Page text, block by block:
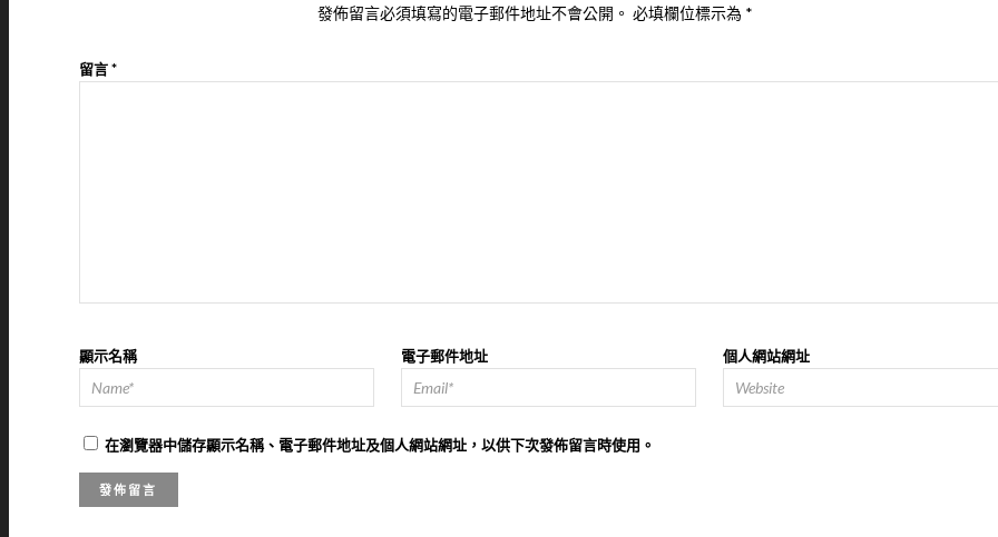
發佈留言必須填寫的電子郵件地址不會公開。 必填欄位標示為 *
留言*
顯示名稱 電子郵件地址 個人網站網址
在瀏覽器中儲存顯示名稱、電子郵件地址及個人網站網址，以供下次發佈留言時使用。